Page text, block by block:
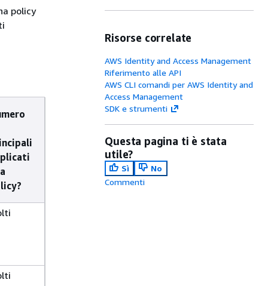
policy
Risorse correlate
AWS Identity and Access Management
Riferimento alle API
AWS CLI comandi per AWS Identity and
Access Management
SDK e strumenti
Questa pagina ti è stata
utile?
Sì
No
Commenti